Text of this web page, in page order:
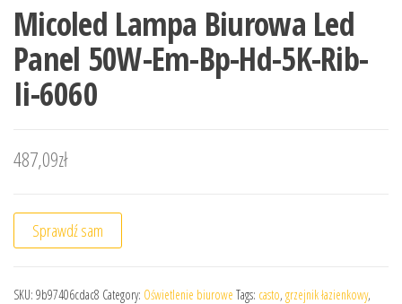
Micoled Lampa Biurowa Led
Panel 50W-Em-Bp-Hd-5K-Rib-
Ii-6060
487,09zł
Sprawdź sam
SKU: 9b97406cdac8 Category: Oświetlenie biurowe Tags: casto, grzejnik łazienkowy,